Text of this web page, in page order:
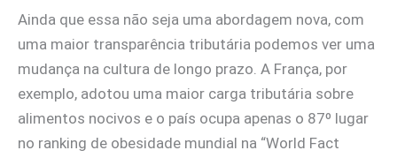
Ainda que essa não seja uma abordagem nova, com
uma maior transparência tributária podemos ver uma
mudança na cultura de longo prazo. A França, por
exemplo, adotou uma maior carga tributária sobre
alimentos nocivos e o país ocupa apenas o 87º lugar
no ranking de obesidade mundial na “World Fact